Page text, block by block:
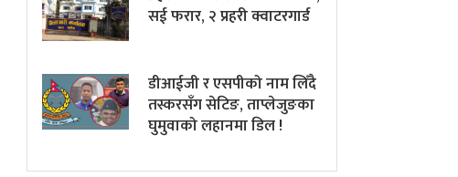
सई फरार, २ प्रहरी क्वाटरगार्ड
डीआईजी र एसपीको नाम लिँदै
तस्करसँग सेटिङ, ताप्लेजुङका
घुमुवाको लहानमा डिल !